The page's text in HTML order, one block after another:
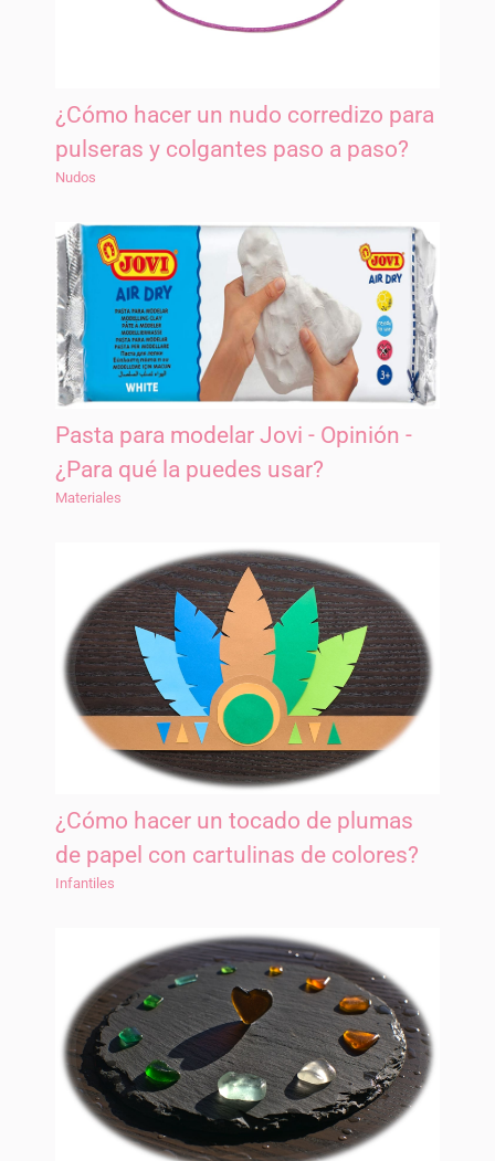
¿Cómo hacer un nudo corredizo para
pulseras y colgantes paso a paso?
Nudos
Pasta para modelar Jovi - Opinión -
¿Para qué la puedes usar?
Materiales
¿Cómo hacer un tocado de plumas
de papel con cartulinas de colores?
Infantiles